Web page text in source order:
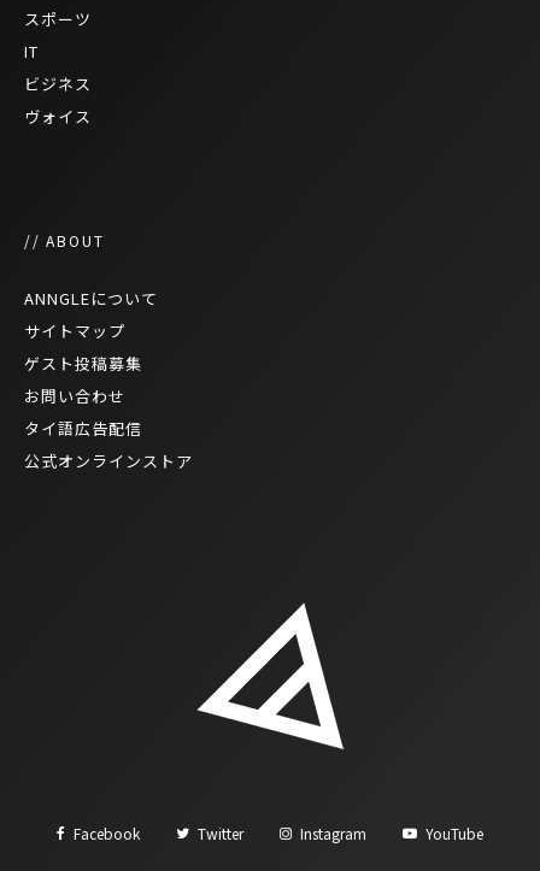
スポーツ
IT
ビジネス
ヴォイス
// ABOUT
ANNGLEについて
サイトマップ
ゲスト投稿募集
お問い合わせ
タイ語広告配信
公式オンラインストア
Facebook Twitter Instagram YouTube